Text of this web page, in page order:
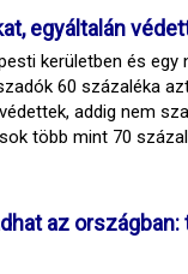
egyáltalán
kerületben és
60 százaléka
addig nem
több mint 70
az